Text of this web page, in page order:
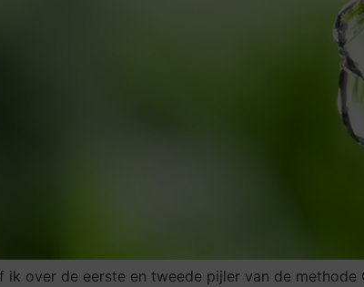
over de eerste en tweede pijler van de methode